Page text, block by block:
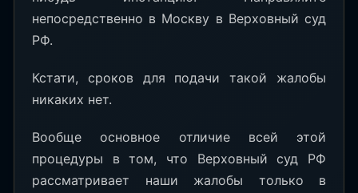
непосредственно в Москву в Верховный суд
РФ.
Кстати, сроков для подачи такой жалобы
никаких нет.
Вообще основное отличие всей этой
процедуры в том, что Верховный суд РФ
рассматривает наши жалобы только в